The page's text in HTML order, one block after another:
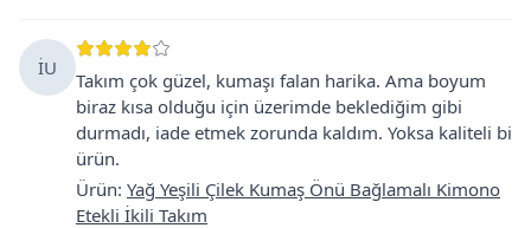
İU
Takım çok güzel, kumaşı falan harika. Ama boyum
biraz kısa olduğu için üzerimde beklediğim gibi
durmadı, iade etmek zorunda kaldım. Yoksa kaliteli bi
ürün.
Ürün: Yağ Yeşili Çilek Kumaş Önü Bağlamalı Kimono
Etekli İkili Takım